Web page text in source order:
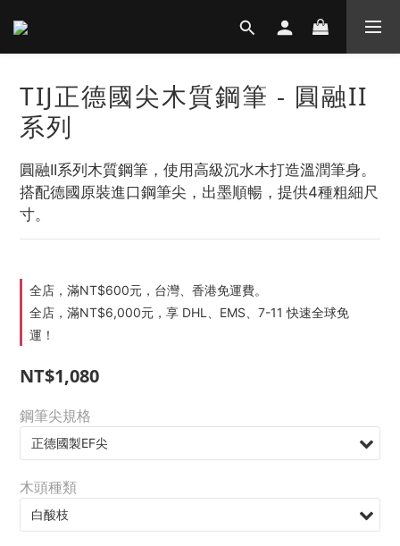
TIJ正德國尖木質鋼筆 - 圓融II
系列
圓融II系列木質鋼筆，使用高級沉水木打造溫潤筆身。
搭配德國原裝進口鋼筆尖，出墨順暢，提供4種粗細尺
寸。
全店，滿NT$600元，台灣、香港免運費。
全店，滿NT$6,000元，享 DHL、EMS、7-11 快速全球免
運！
NT$1,080
鋼筆尖規格
木頭種類